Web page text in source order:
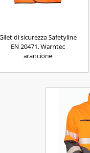
di sicurezza Safetyline
EN 20471, Warntec
arancione